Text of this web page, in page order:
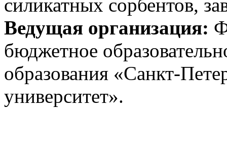
силикатных сорбентов,
Ведущая организация:
бюджетное
образования «Санкт-
университет».